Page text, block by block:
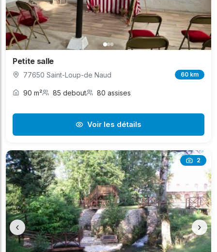
Petite salle
77650 Saint-Loup-de Naud 60 km
90 m² 85 debout 80 assises
Voir les détails
2
‹ ›